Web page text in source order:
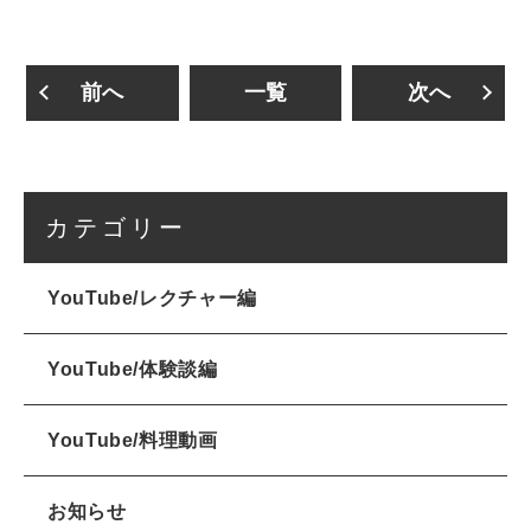
前へ 一覧 次へ
カテゴリー
YouTube/レクチャー編
YouTube/体験談編
YouTube/料理動画
お知らせ